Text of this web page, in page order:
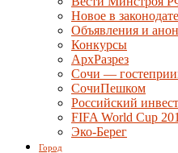
Новое в
Объявления и
Конкурсы
АрхРазрез
Сочи —
СочиПешком
Российский
FIFA World Cup
Эко-Берег
Город